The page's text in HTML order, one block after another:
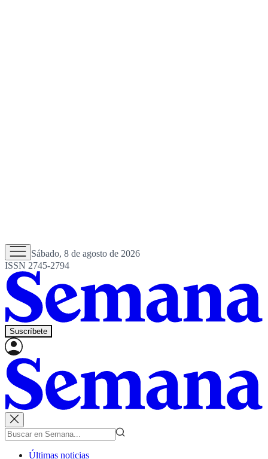
Sábado, 8 de agosto de 2026
ISSN 2745-2794
Suscríbete
Últimas noticias